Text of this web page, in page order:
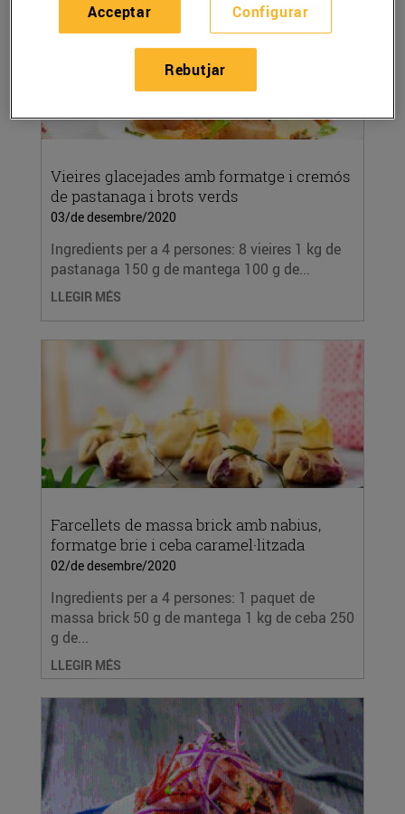
Vieires glacejades amb formatge i cremós
de pastanaga i brots verds
03/de desembre/2020
Ingredients per a 4 persones: 8 vieires 1 kg de
pastanaga 150 g de mantega 100 g de...
LLEGIR MÉS
Farcellets de massa brick amb nabius,
formatge brie i ceba caramel·litzada
02/de desembre/2020
Ingredients per a 4 persones: 1 paquet de
massa brick 50 g de mantega 1 kg de ceba 250
g de...
LLEGIR MÉS
Configurar
Rebutjar
Acceptar